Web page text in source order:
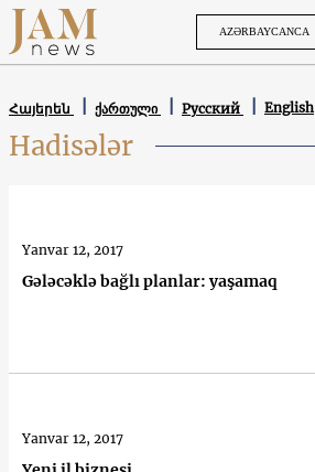
AZƏRBAYCANCA
Հայերեն ქართული Русский English
Hadisələr
Gələcəklə bağlı planlar: yaşamaq
Yanvar 12, 2017
Yanvar 12, 2017